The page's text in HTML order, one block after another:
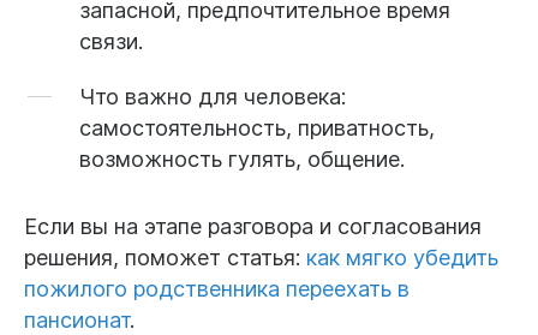
запасной, предпочтительное время
связи.
Что важно для человека:
самостоятельность, приватность,
возможность гулять, общение.
Если вы на этапе разговора и согласования
решения, поможет статья: как мягко убедить
пожилого родственника переехать в
пансионат.